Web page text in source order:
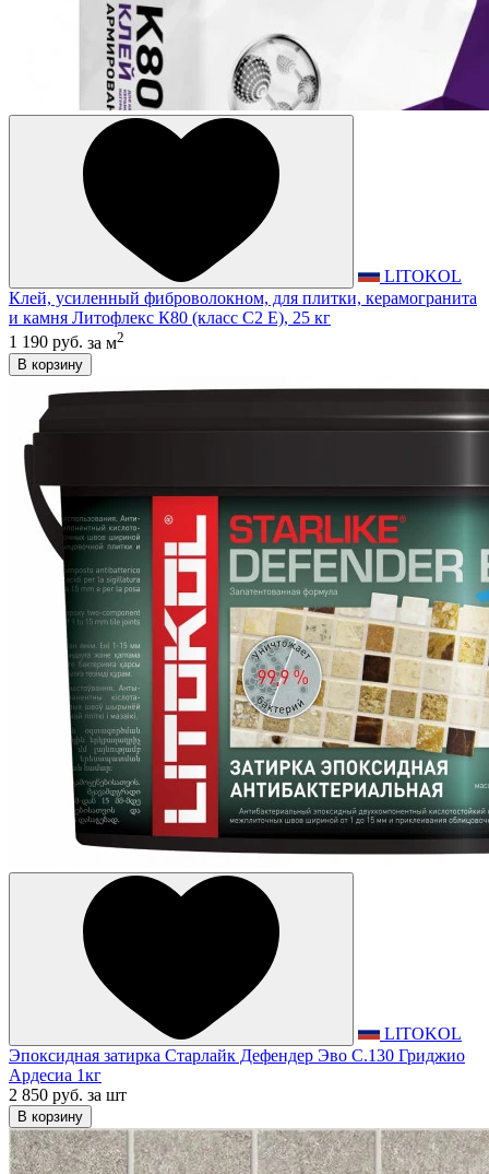
LITOKOL
Клей, усиленный фиброволокном, для плитки, керамогранита
и камня Литофлекс К80 (класс С2 E), 25 кг
1 190 руб. за м2
В корзину
LITOKOL
Эпоксидная затирка Старлайк Дефендер Эво С.130 Гриджио
Ардесиа 1кг
2 850 руб. за шт
В корзину